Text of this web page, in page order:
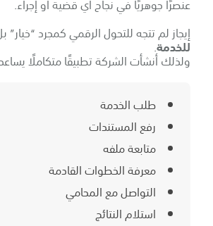
عنصرًا جوهريًا في نجاح أي قضية أو إجراء.
إيجاز لم تتجه للتحول الرقمي كمجرد “خيار”
للخدمة.
ولذلك أنشأت الشركة تطبيقًا متكاملًا
طلب الخدمة
رفع المستندات
متابعة ملفه
معرفة الخطوات القادمة
التواصل مع المحامي
استلام النتائج